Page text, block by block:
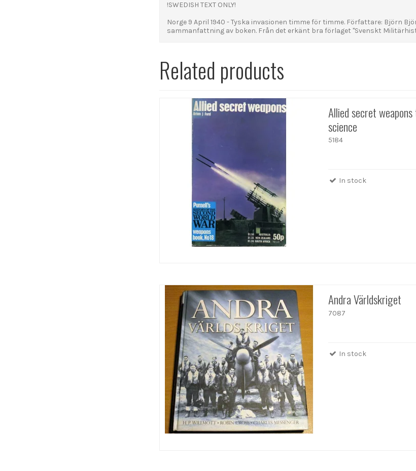
!SWEDISH TEXT ONLY!
Norge 9 April 1940 - Tyska invasionen timme för timme. Författare: Björn
sammanfattning av boken. Från det erkänt bra förlaget "Svenskt
Related products
Allied secret
science
5184
In stock
Andra Världskriget
7087
In stock